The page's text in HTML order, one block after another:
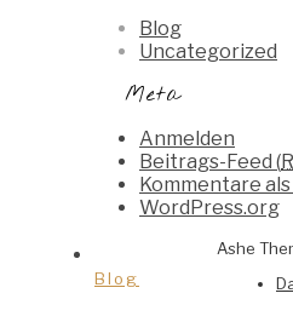
Blog
Blog
Uncategorized
Meta
Anmelden
Beitrags-Feed (
Kommentare als
WordPress.org
Ashe